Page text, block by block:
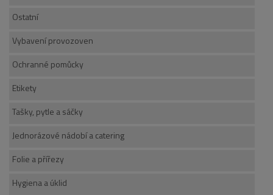
Ostatní
Vybavení provozoven
Ochranné pomůcky
Etikety
Tašky, pytle a sáčky
Jednorázové nádobí a catering
Folie a přířezy
Hygiena a úklid